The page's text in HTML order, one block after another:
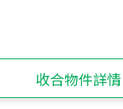
收合物件詳情